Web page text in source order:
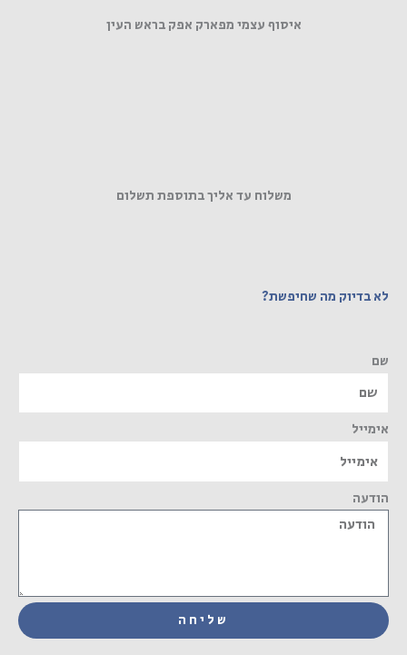
איסוף עצמי מפארק אפק בראש העין
משלוח עד אליך בתוספת תשלום
לא בדיוק מה שחיפשת?
שם
אימייל
הודעה
שליחה